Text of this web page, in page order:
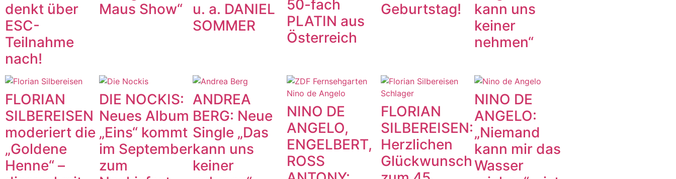
denkt über
ESC-
Teilnahme
nach!
Maus Show“
u. a. DANIEL
SOMMER
50-fach
PLATIN aus
Österreich
Geburtstag!
kann uns
keiner
nehmen“
FLORIAN
SILBEREISEN
moderiert die
„Goldene
Henne“ –
DIE NOCKIS:
Neues Album
„Eins“ kommt
im September
zum
ANDREA
BERG: Neue
Single „Das
kann uns
keiner
NINO DE
ANGELO,
ENGELBERT,
ROSS
FLORIAN
SILBEREISEN:
Herzlichen
Glückwunsch
NINO DE
ANGELO:
„Niemand
kann mir das
Wasser